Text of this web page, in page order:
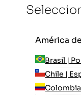
América
Brasil |
Chile |